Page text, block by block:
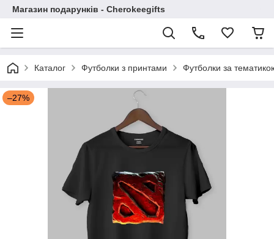
Магазин подарунків - Cherokeegifts
Каталог Футболки з принтами Футболки за
–27%